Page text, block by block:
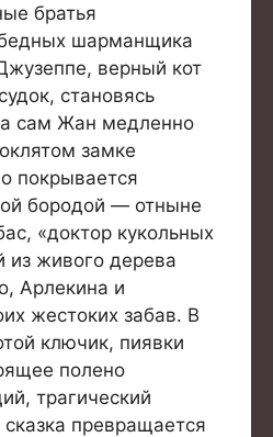
братья
шарманщика
верный кот
становясь
сам Жан медленно
замке
покрывается
бородой — отныне
«доктор кукольных
из живого дерева
Арлекина и
жестоких забав. В
ключик, пиявки
полено
трагический
превращается